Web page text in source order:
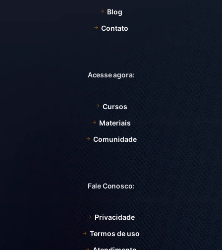
Blog
Contato
Acesse agora:
Cursos
Materiais
Comunidade
Fale Conosco:
Privacidade
Termos de uso